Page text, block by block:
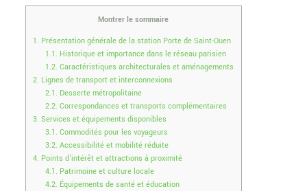
Montrer le sommaire
1. Présentation générale de la station Porte de Saint-Ouen
1.1. Historique et importance dans le réseau parisien
1.2. Caractéristiques architecturales et aménagements
2. Lignes de transport et interconnexions
2.1. Desserte métropolitaine
2.2. Correspondances et transports complémentaires
3. Services et équipements disponibles
3.1. Commodités pour les voyageurs
3.2. Accessibilité et mobilité réduite
4. Points d’intérêt et attractions à proximité
4.1. Patrimoine et culture locale
4.2. Équipements de santé et éducation